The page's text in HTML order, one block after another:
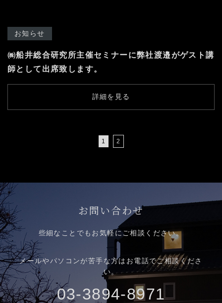
お知らせ
㈱船井総合研究所主催セミナーに弊社渡邉がゲスト講
師として出席致します。
詳細を見る
1 2
お問い合わせ
些細なことでもお気軽にご相談ください。
メールやパソコンが苦手な方はお電話でご相談くださ
い。
03-3894-8971